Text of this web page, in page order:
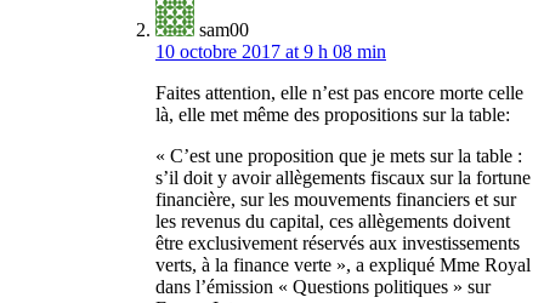
sam00
10 octobre 2017 at 9 h 08 min
Faites attention, elle n’est pas encore morte celle
là, elle met même des propositions sur la table:
« C’est une proposition que je mets sur la table :
s’il doit y avoir allègements fiscaux sur la fortune
financière, sur les mouvements financiers et sur
les revenus du capital, ces allègements doivent
être exclusivement réservés aux investissements
verts, à la finance verte », a expliqué Mme Royal
dans l’émission « Questions politiques » sur